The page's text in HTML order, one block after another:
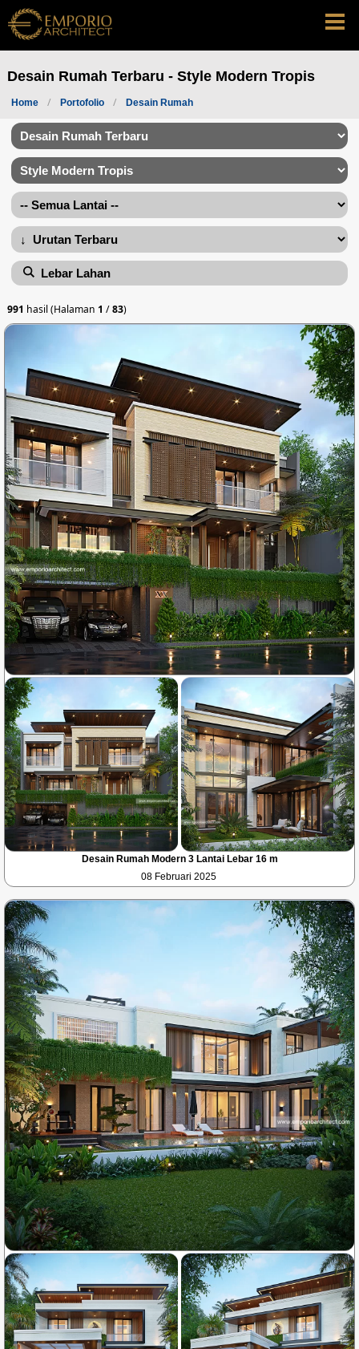
Desain Rumah Terbaru - Style Modern Tropis
Home Portofolio Desain Rumah
Lebar Lahan
991 hasil (Halaman 1 /83)
Desain Rumah Modern 3 Lantai Lebar 16 m
08 Februari 2025